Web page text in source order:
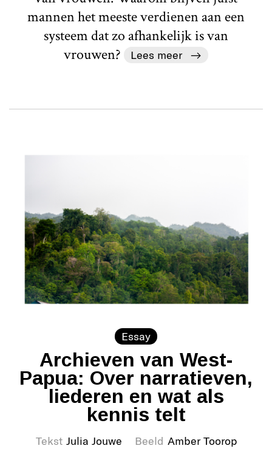
mannen het meeste verdienen aan een
systeem dat zo afhankelijk is van
vrouwen?
Lees meer
Essay
Archieven van West-
Papua: Over narratieven,
liederen en wat als
kennis telt
Tekst Julia Jouwe Beeld Amber Toorop